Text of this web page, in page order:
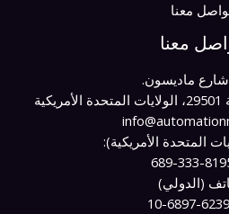
معنا
معنا
المتحدة الأمريكية):
(الدولي)